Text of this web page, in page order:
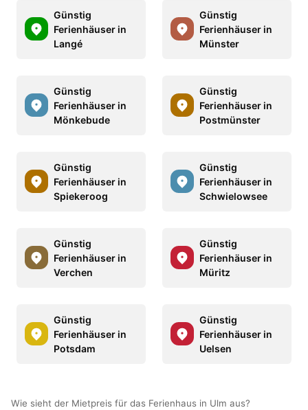
Günstig
Ferienhäuser in
Langé
Günstig
Ferienhäuser in
Münster
Günstig
Ferienhäuser in
Mönkebude
Günstig
Ferienhäuser in
Postmünster
Günstig
Ferienhäuser in
Spiekeroog
Günstig
Ferienhäuser in
Schwielowsee
Günstig
Ferienhäuser in
Verchen
Günstig
Ferienhäuser in
Müritz
Günstig
Ferienhäuser in
Potsdam
Günstig
Ferienhäuser in
Uelsen
Wie sieht der Mietpreis für das Ferienhaus in Ulm aus?